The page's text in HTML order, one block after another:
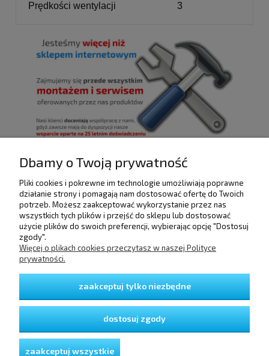
Prędkości wentylacji
3
POMOC
DOSTAWA I PŁATNOŚCI
GWARANCJA I ZWROTY
O FIRMIE
Dbamy o Twoją prywatność
Pliki cookies i pokrewne im technologie umożliwiają poprawne
działanie strony i pomagają nam dostosować ofertę do Twoich
potrzeb. Możesz zaakceptować wykorzystanie przez nas
wszystkich tych plików i przejść do sklepu lub dostosować
użycie plików do swoich preferencji, wybierając opcję "Dostosuj
zgody".
Więcej o plikach cookies przeczytasz w naszej Polityce
prywatności.
zaakceptuj tylko niezbędne
dostosuj zgody
zaakceptuj wszystkie